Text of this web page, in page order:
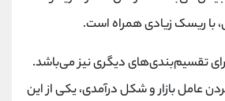
با ریسک زیادی همراه است.
تقسیم‌بندی‌های دیگری نیز می‌باشد.
عامل بازار و شکل درآمدی، یکی از این